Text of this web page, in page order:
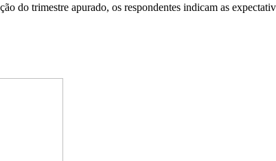
do trimestre apurado, os respondentes indicam as